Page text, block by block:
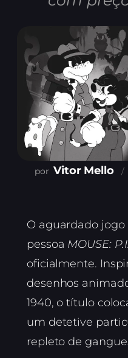
Vitor Mello
O aguardado
pessoa MOUSE:
oficialmente.
desenhos
1940, o título
um detetive
repleto de